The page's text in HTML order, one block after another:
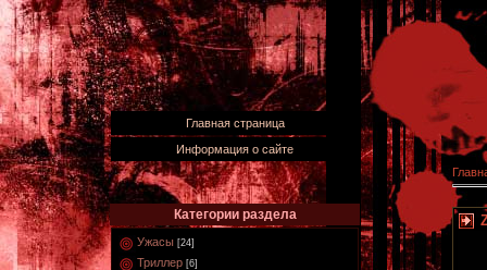
Главная страница
Информация о сайте
Категории раздела
Ужасы [24]
Триллер [6]